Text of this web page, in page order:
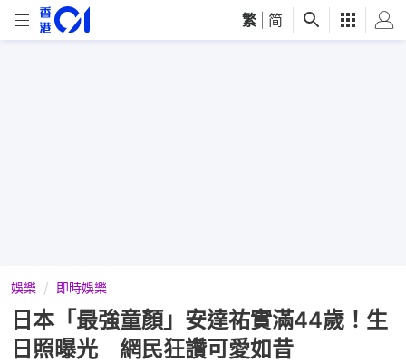
繁 简
娛樂 即時娛樂
日本「最強童顏」安達祐實滿44歲！生
日照曝光 網民狂讚可愛如昔